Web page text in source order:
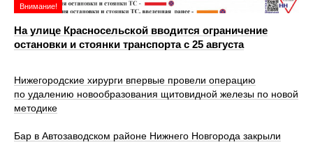
Внимание!
На улице Красносельской вводится ограничение
остановки и стоянки транспорта с 25 августа
Нижегородские хирурги впервые провели операцию
по удалению новообразования щитовидной железы по новой
методике
Бар в Автозаводском районе Нижнего Новгорода закрыли